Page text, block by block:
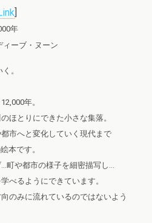
]
年
ーブ・ヌーン
。
年。
ほとりにできた小さな集落。
市へと変化していく現代まで
本です。
町や都市の様子を細密描写し…
べるようにできています。
のみに流れているのではないよう